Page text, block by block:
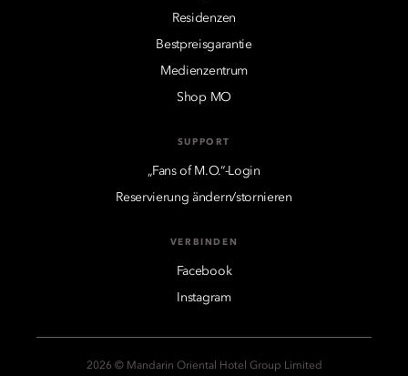
Residenzen
Bestpreisgarantie
Medienzentrum
Shop MO
SUPPORT
„Fans of M.O.“-Login
Reservierung ändern/stornieren
VERBINDEN
Facebook
Instagram
2026 © Mandarin Oriental Hotel Group Limited